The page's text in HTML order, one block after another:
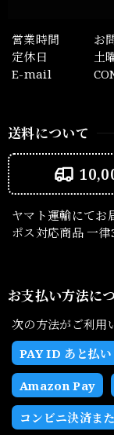
営業時間
お
定休日
土
E-mail
送料について
ヤマト運輸にてお
ポス対応商品 一律
お支払い方法に
次の方法がご利用
PAY ID あと払い
Amazon Pay
コンビニ決済ま